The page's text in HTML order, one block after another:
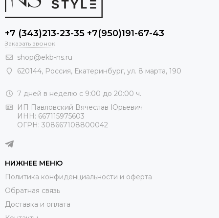
+7 (343)213-23-35 +7(950)191-67-43
Заказать звонок
shop@ekb-ns.ru
620144, Россия, Екатеринбург, ул. 8 марта, 190
7 дней в неделю с 9:00 до 20:00 ч.
ИП Павловский Вячеслав Юрьевич
ИНН: 667115975603
ОГРН: 308667108800042
НИЖНЕЕ МЕНЮ
Политика конфиденциальности и оферта
Обратная связь
Доставка и оплата